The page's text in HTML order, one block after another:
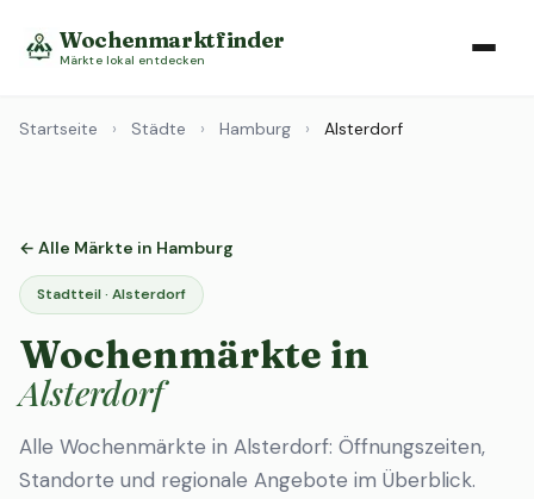
Wochenmarktfinder
Märkte lokal entdecken
Startseite › Städte › Hamburg › Alsterdorf
← Alle Märkte in Hamburg
Stadtteil · Alsterdorf
Wochenmärkte in
Alsterdorf
Alle Wochenmärkte in Alsterdorf: Öffnungszeiten,
Standorte und regionale Angebote im Überblick.